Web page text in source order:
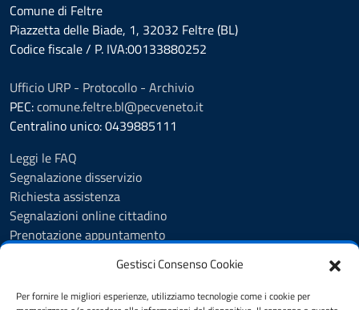
Gestisci Consenso Cookie
Per fornire le migliori esperienze, utilizziamo tecnologie come i cookie per
Comune di Feltre
Piazzetta delle Biade, 1, 32032 Feltre (BL)
Codice fiscale / P. IVA:00133880252
Ufficio URP - Protocollo - Archivio
PEC:comune.feltre.bl@pecveneto.it
Centralino unico: 0439885111
Leggi le FAQ
Segnalazione disservizio
Richiesta assistenza
Segnalazioni online cittadino
Prenotazione appuntamento
Amministrazione trasparente